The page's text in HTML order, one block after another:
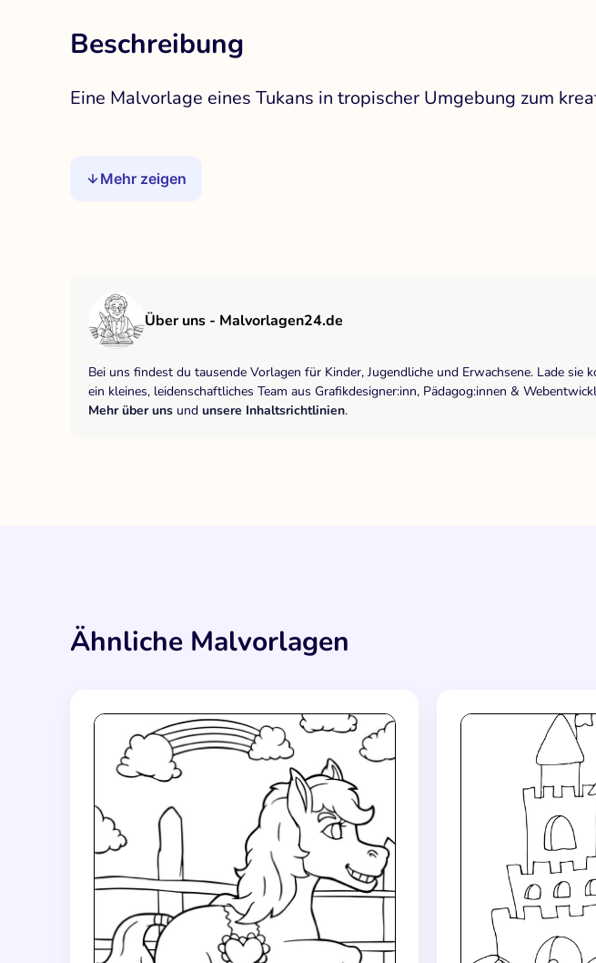
Beschreibung
Eine Malvorlage eines Tukans in tropischer Umgebung zum
Mehr zeigen
Über uns - Malvorlagen24.de
Bei uns findest du tausende Vorlagen für Kinder, Jugendliche und Erwachsene. Lade
ein kleines, leidenschaftliches Team aus Grafikdesigner:inn, Pädagog:innen &
Mehr über uns und unsere Inhaltsrichtlinien.
Ähnliche Malvorlagen